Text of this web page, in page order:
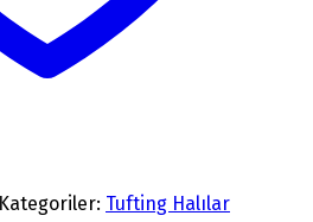
Kategoriler: Tufting Halılar